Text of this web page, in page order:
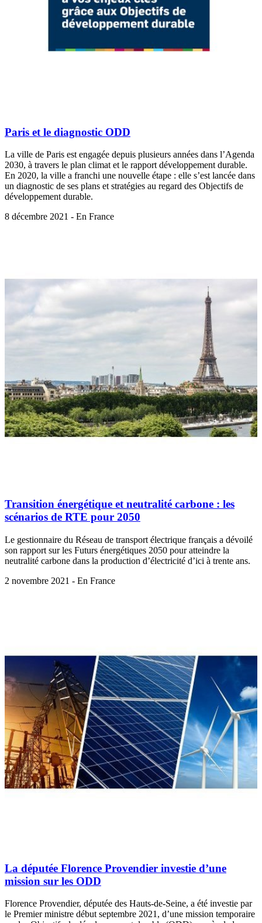
Paris et le diagnostic ODD
La ville de Paris est engagée depuis plusieurs années dans l’Agenda
2030, à travers le plan climat et le rapport développement durable.
En 2020, la ville a franchi une nouvelle étape : elle s’est lancée dans
un diagnostic de ses plans et stratégies au regard des Objectifs de
développement durable.
8 décembre 2021 - En France
Transition énergétique et neutralité carbone : les
scénarios de RTE pour 2050
Le gestionnaire du Réseau de transport électrique français a dévoilé
son rapport sur les Futurs énergétiques 2050 pour atteindre la
neutralité carbone dans la production d’électricité d’ici à trente ans.
2 novembre 2021 - En France
La députée Florence Provendier investie d’une
mission sur les ODD
Florence Provendier, députée des Hauts-de-Seine, a été investie par
le Premier ministre début septembre 2021, d’une mission temporaire